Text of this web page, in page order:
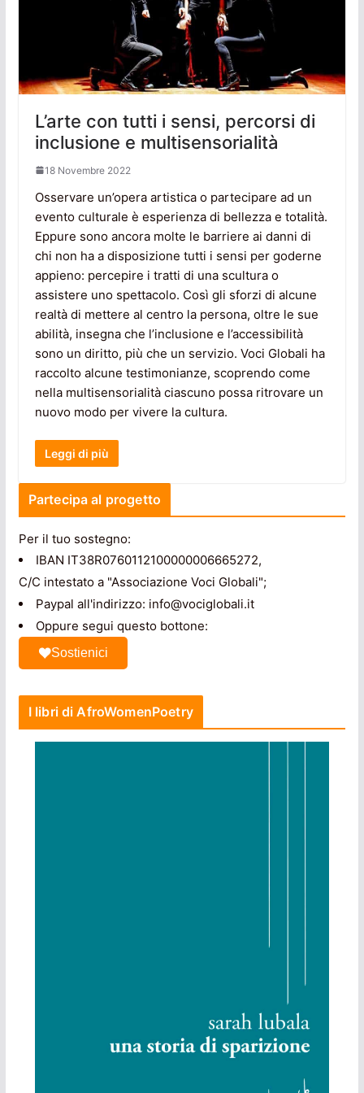
L’arte con tutti i sensi, percorsi di
inclusione e multisensorialità
18 Novembre 2022
Osservare un’opera artistica o partecipare ad un
evento culturale è esperienza di bellezza e totalità.
Eppure sono ancora molte le barriere ai danni di
chi non ha a disposizione tutti i sensi per goderne
appieno: percepire i tratti di una scultura o
assistere uno spettacolo. Così gli sforzi di alcune
realtà di mettere al centro la persona, oltre le sue
abilità, insegna che l’inclusione e l’accessibilità
sono un diritto, più che un servizio. Voci Globali ha
raccolto alcune testimonianze, scoprendo come
nella multisensorialità ciascuno possa ritrovare un
nuovo modo per vivere la cultura.
Leggi di più
Partecipa al progetto
Per il tuo sostegno:
IBAN IT38R0760112100000006665272,
C/C intestato a "Associazione Voci Globali";
Paypal all'indirizzo: info@vociglobali.it
Oppure segui questo bottone:
Sostienici
I libri di AfroWomenPoetry